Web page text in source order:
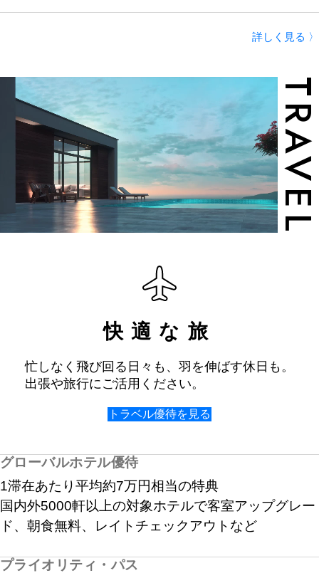
詳しく見る 〉
快適な旅
忙しなく飛び回る日々も、羽を伸ばす休日も。
出張や旅行にご活用ください。
トラベル優待を見る
グローバルホテル優待
1滞在あたり平均約7万円相当の特典
国内外5000軒以上の対象ホテルで客室アップグレー
ド、朝食無料、レイトチェックアウトなど
プライオリティ・パス